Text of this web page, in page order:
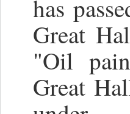
has
Great
"Oil
Great